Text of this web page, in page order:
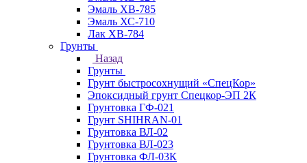
Эмаль ХВ-785
Эмаль ХС-710
Лак ХВ-784
Грунты
Назад
Грунты
Грунт быстросохнущий «СпецКор»
Эпоксидный грунт Спецкор-ЭП 2К
Грунтовка ГФ-021
Грунт SHIHRAN-01
Грунтовка ВЛ-02
Грунтовка ВЛ-023
Грунтовка ФЛ-03К